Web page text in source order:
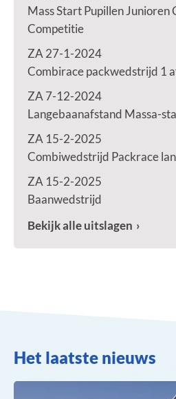
Mass Start Pupillen Junioren
Competitie
ZA 27-1-2024
Combirace packwedstrijd 1
ZA 7-12-2024
Langebaanafstand Massa-
ZA 15-2-2025
Combiwedstrijd Packrace
ZA 15-2-2025
Baanwedstrijd
Bekijk alle uitslagen
Het laatste nieuws